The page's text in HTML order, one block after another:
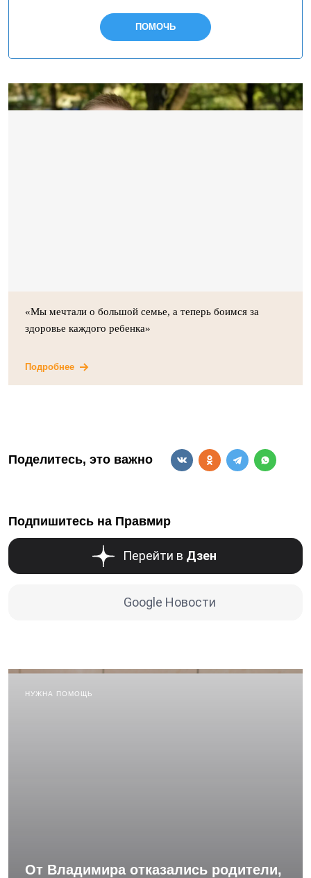
ПОМОЧЬ
«Мы мечтали о большой семье, а теперь боимся за
здоровье каждого ребенка»
Подробнее
Поделитесь, это важно
Подпишитесь на Правмир
Перейти в Дзен
Google Новости
НУЖНА ПОМОЩЬ
От Владимира отказались родители,